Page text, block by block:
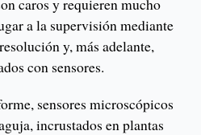
caros y requieren mucho
a la supervisión mediante
y, más adelante,
con sensores.
sensores microscópicos
incrustados en plantas